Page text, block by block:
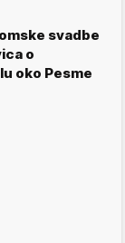
svadbe
o
oko Pesme